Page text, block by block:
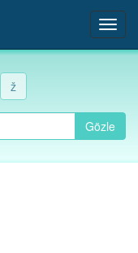
ž
Gözle